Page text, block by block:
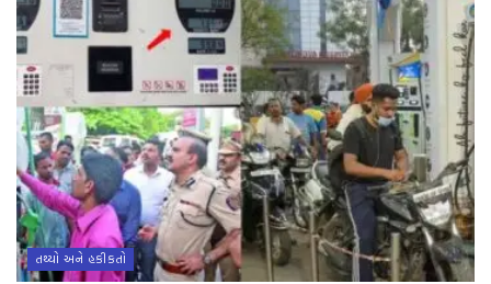
તથ્યો અને હકીકતો